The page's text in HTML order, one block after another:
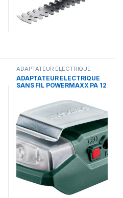
ADAPTATEUR ÉLECTRIQUE
SANS FIL ,SYSTÈMES SANS FIL
ADAPTATEUR ÉLECTRIQUE
SANS FIL POWERMAXX PA 12